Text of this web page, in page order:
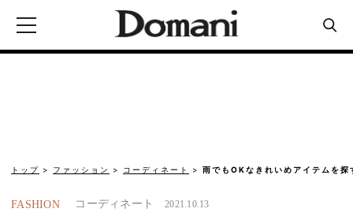
トップ ファッション コーディネート 雨でもOKなきれいめアイテムを
FASHION コーディネート 2021.10.13